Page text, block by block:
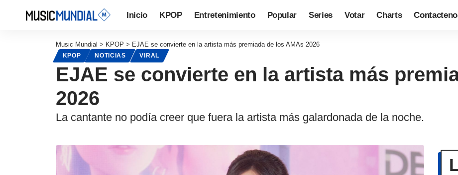
Inicio KPOP Entretenimiento Popular Series Votar Charts
Music Mundial > KPOP > EJAE se convierte en la artista más premiada de los AMAs 2026
KPOP NOTICIAS VIRAL
EJAE se convierte en la artista más
2026
La cantante no podía creer que fuera la artista más galardonada de la noche.